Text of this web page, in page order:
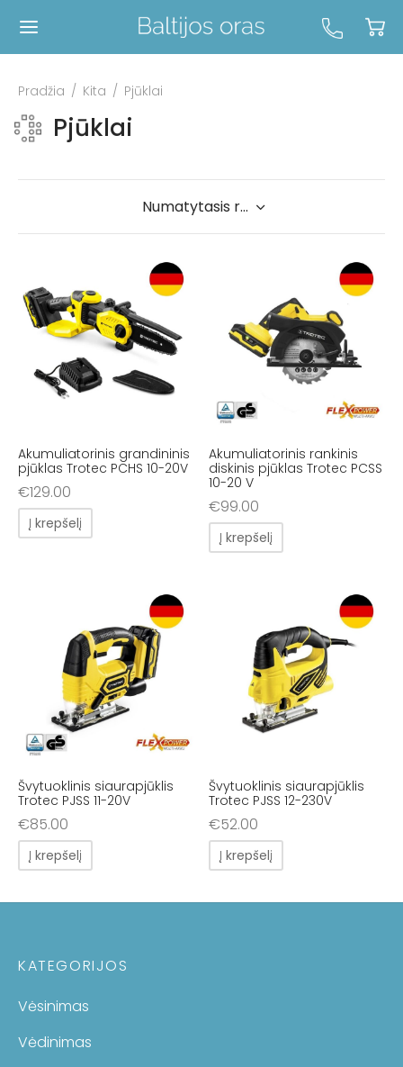
Pradžia / Kita / Pjūklai
Pjūklai
Akumuliatorinis grandininis
pjūklas Trotec PCHS 10-20V
€129.00
Į krepšelį
Akumuliatorinis rankinis
diskinis pjūklas Trotec PCSS
10-20 V
€99.00
Į krepšelį
Švytuoklinis siaurapjūklis
Trotec PJSS 11-20V
€85.00
Į krepšelį
Švytuoklinis siaurapjūklis
Trotec PJSS 12-230V
€52.00
Į krepšelį
KATEGORIJOS
Vėsinimas
Vėdinimas